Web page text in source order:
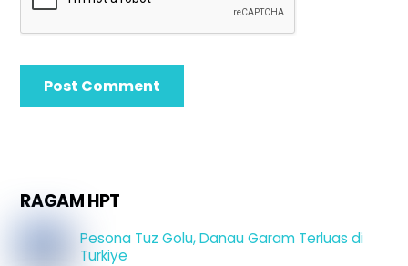
RAGAM HPT
Pesona Tuz Golu, Danau Garam Terluas di
Turkiye